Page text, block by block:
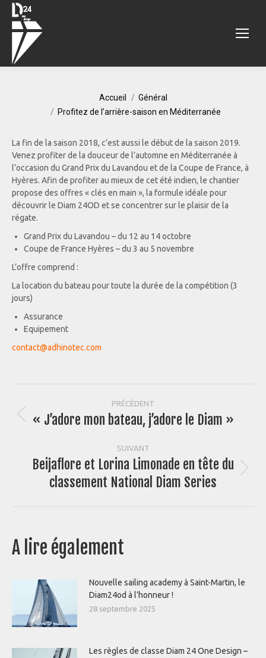
Accueil
Général
Profitez de l’arrière-saison en Méditerranée
La fin de la saison 2018, c’est aussi le début de la saison 2019.
Venez profiter de la douceur de l’automne en Méditerranée à
l’occasion du Grand Prix du Lavandou et de la Coupe de France, à
Hyères. Afin de profiter au mieux de cet été indien, le chantier
propose des offres « clés en main », la formule idéale pour
découvrir le Diam 24OD et se concentrer sur le plaisir de la
régate.
Grand Prix du Lavandou – du 12 au 14 octobre
Coupe de France Hyères – du 3 au 5 novembre
L’offre comprend :
La location du bateau pour toute la durée de la compétition (3
jours)
Assurance
Equipement
contact@adhinotec.com
article
PRÉCÉDENT
Article
:
« J’adore mon bateau, j’adore le Diam »
SUIVANT
Article
suivant
Beijaflore et Lorina Limonade en tête du
classement National Diam Series
A lire également
Nouvelle sailing academy à Saint-Martin, le
Diam24od à l’honneur !
28 septembre 2025
Les règles de classe Diam 24 One Design –